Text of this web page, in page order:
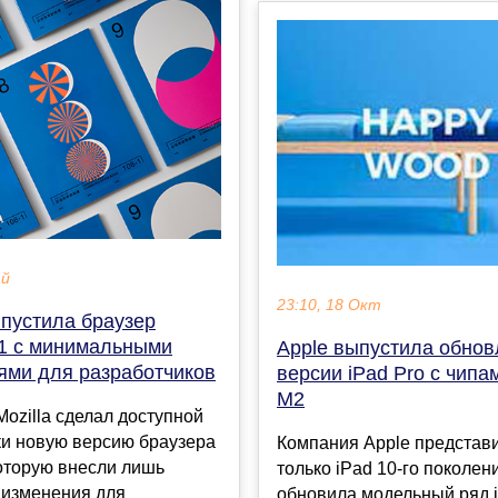
браузер
с минимальными
для разработчиков
сделал доступной
новую версию браузера
внесли лишь
для
23:10, 18 Окт
Apple выпустила
версии iPad Pro с
M2
Компания Apple
только iPad 10-го
обновила модельный ряд